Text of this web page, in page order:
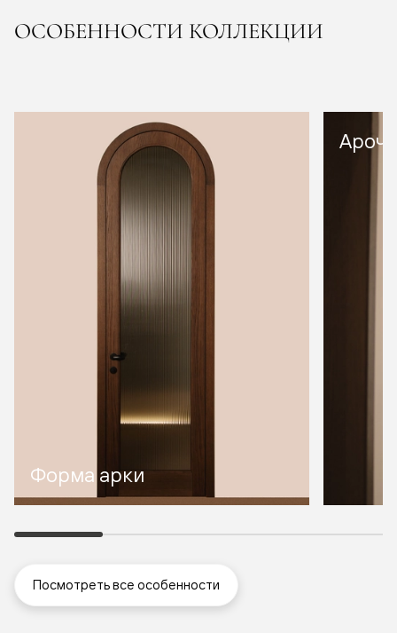
ОСОБЕННОСТИ КОЛЛЕКЦИИ
Форма арки
Посмотреть все особенности